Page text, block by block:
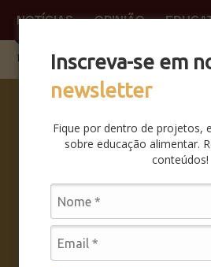
Inscreva-se em
newsletter
Fique por dentro de projetos,
sobre educação alimentar.
conteúdos!
NOTÍCIAS OPINIÃO
SABERES
DA BOCA
PRA BOCA:
COMO FOI
SEMINÁRIO
LEIA MAIS